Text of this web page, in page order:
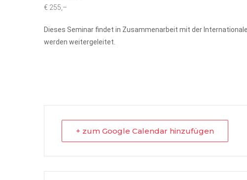
€ 255,–
Dieses Seminar findet in Zusammenarbeit mit der
werden weitergeleitet.
+ zum Google Calendar hinzufügen